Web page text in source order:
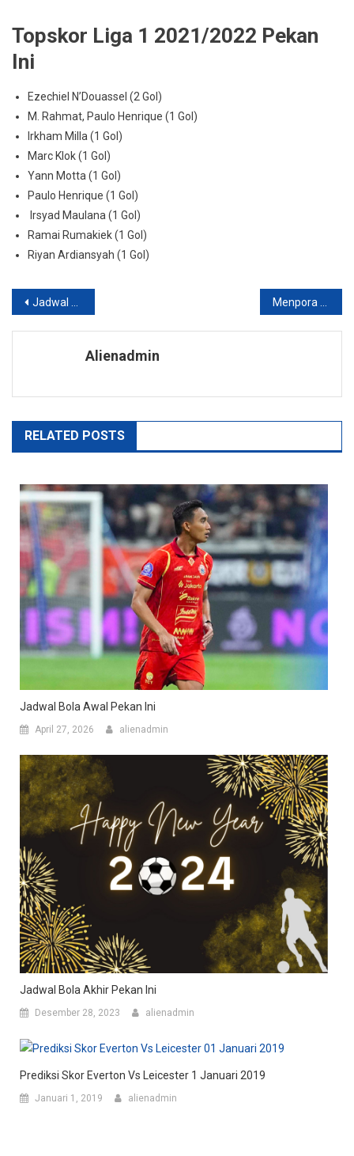
Topskor Liga 1 2021/2022 Pekan
Ini
Ezechiel N’Douassel (2 Gol)
M. Rahmat, Paulo Henrique (1 Gol)
Irkham Milla (1 Gol)
Marc Klok (1 Gol)
Yann Motta (1 Gol)
Paulo Henrique (1 Gol)
Irsyad Maulana (1 Gol)
Ramai Rumakiek (1 Gol)
Riyan Ardiansyah (1 Gol)
Navigasi
pos
Jadwal Liga 1 2021/2022, dan Kualifikasi Piala Dunia 2022
Alienadmin
RELATED POSTS
Jadwal Bola Awal Pekan Ini
April 27, 2026 alienadmin
Jadwal Bola Akhir Pekan Ini
Desember 28, 2023 alienadmin
Prediksi Skor Everton Vs Leicester 1 Januari 2019
Januari 1, 2019 alienadmin